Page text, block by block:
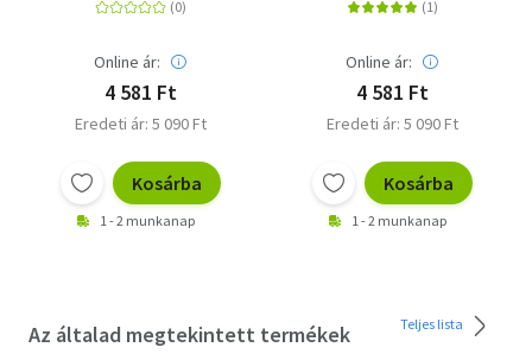
Online ár:
4 581 Ft
Eredeti ár: 5 090 Ft
Kosárba
1 - 2 munkanap
Online ár:
4 581 Ft
Eredeti ár: 5 090 Ft
Kosárba
1 - 2 munkanap
Az általad megtekintett termékek Teljes lista